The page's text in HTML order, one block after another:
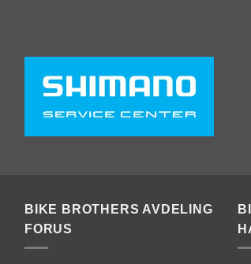
BIKE BROTHERS AVDELING
FORUS